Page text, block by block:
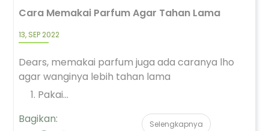
Cara Memakai Parfum Agar Tahan Lama
13, SEP 2022
Dears, memakai parfum juga ada caranya lho
agar wanginya lebih tahan lama
Pakai...
Bagikan:
Selengkapnya